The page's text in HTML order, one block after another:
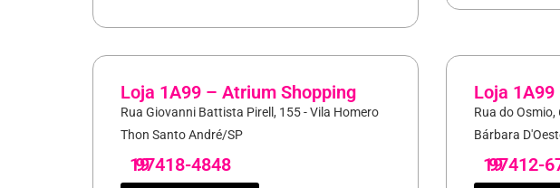
Loja 1A99 – Atrium Shopping
Rua Giovanni Battista Pirell, 155 - Vila Homero
Thon Santo André/SP
19
97418-4848
Loja
Rua do
Bárbara
19
97412-